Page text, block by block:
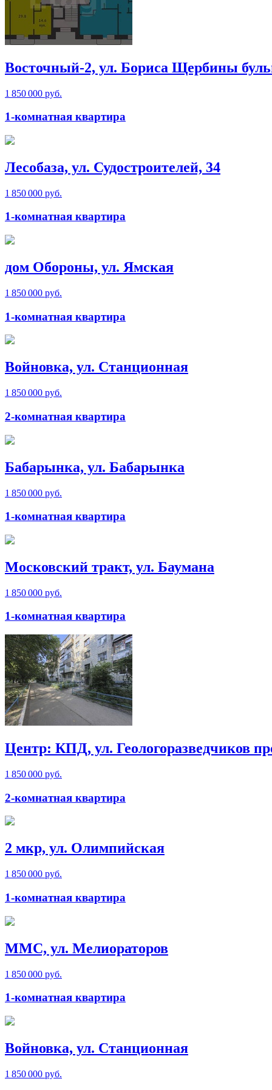
Восточный-2, ул. Бориса Щербины
1 850 000 руб.
1-комнатная квартира
Лесобаза, ул. Судостроителей, 34
1 850 000 руб.
1-комнатная квартира
дом Обороны, ул. Ямская
1 850 000 руб.
1-комнатная квартира
Войновка, ул. Станционная
1 850 000 руб.
2-комнатная квартира
Бабарынка, ул. Бабарынка
1 850 000 руб.
1-комнатная квартира
Московский тракт, ул. Баумана
1 850 000 руб.
1-комнатная квартира
Центр: КПД, ул. Геологоразведчиков
1 850 000 руб.
2-комнатная квартира
2 мкр, ул. Олимпийская
1 850 000 руб.
1-комнатная квартира
ММС, ул. Мелиораторов
1 850 000 руб.
1-комнатная квартира
Войновка, ул. Станционная
1 850 000 руб.